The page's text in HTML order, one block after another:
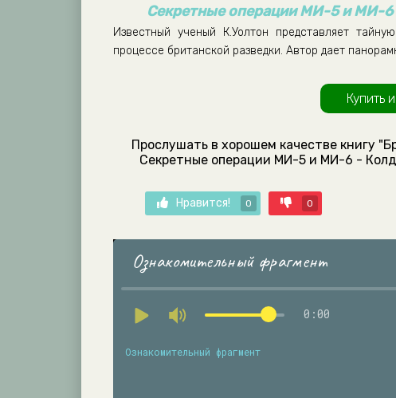
Секретные операции МИ-5 и МИ-6
Известный ученый К.Уолтон представляет
процессе британской разведки. Автор дает
Купить
Прослушать в хорошем качестве книгу
Секретные операции МИ-5 и МИ-6 -
Нравится! 0 0
Ознакомительный фрагмент
0:00
Ознакомительный фрагмент